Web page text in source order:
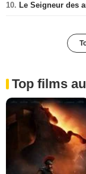
10. Le Seigneur des
Top films